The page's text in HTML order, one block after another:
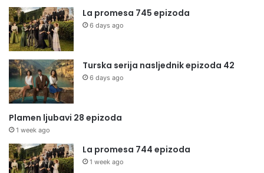
La promesa 745 epizoda
6 days ago
Turska serija nasljednik epizoda 42
6 days ago
Plamen ljubavi 28 epizoda
1 week ago
La promesa 744 epizoda
1 week ago